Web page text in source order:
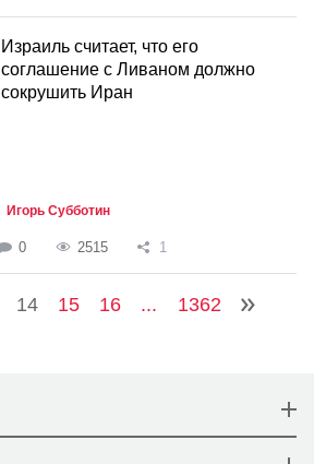
Израиль считает, что его
соглашение с Ливаном должно
сокрушить Иран
Игорь Субботин
0 2515 1
14 15 16 ... 1362